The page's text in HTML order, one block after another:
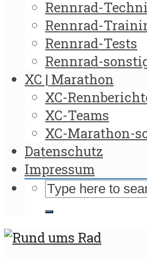
Rennrad-
Rennrad-
Rennrad-Tests
Rennrad-
XC | Marathon
XC-
XC-Teams
XC-Marathon-
Datenschutz
Impressum